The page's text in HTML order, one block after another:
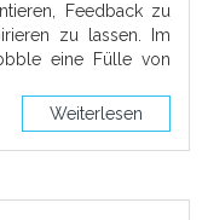
Feedback zu
zu lassen. Im
eine Fülle von
Weiterlesen